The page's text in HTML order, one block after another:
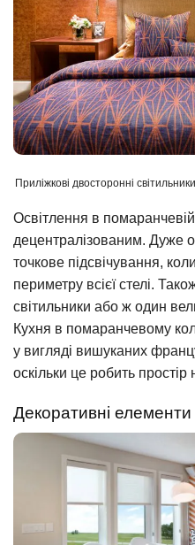
Приліжкові двосторонні
Освітлення в
децентралізованим. Дуже
точкове підсвічування,
периметру всієї стелі.
світильники або ж один
Кухня в помаранчевому
у вигляді вишуканих
оскільки це робить
Декоративні елементи